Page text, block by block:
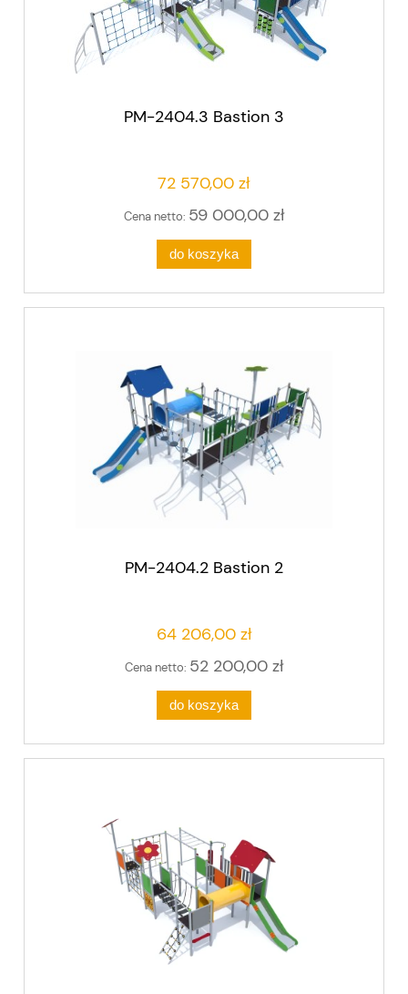
PM-2404.3 Bastion 3
72 570,00 zł
Cena netto: 59 000,00 zł
do koszyka
PM-2404.2 Bastion 2
64 206,00 zł
Cena netto: 52 200,00 zł
do koszyka